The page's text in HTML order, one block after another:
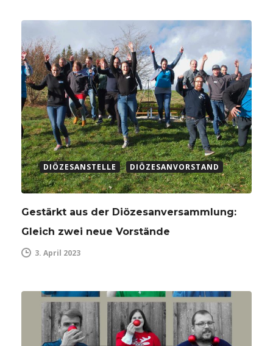
DIÖZESANSTELLE DIÖZESANVORSTAND
Gestärkt aus der Diözesanversammlung:
Gleich zwei neue Vorstände
3. April 2023